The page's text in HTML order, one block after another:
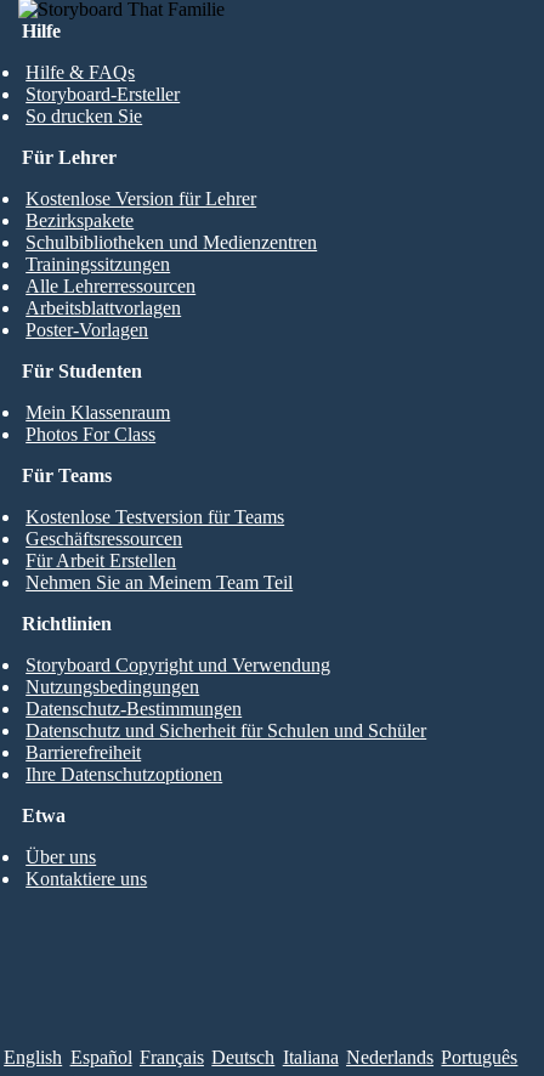
Hilfe
Hilfe & FAQs
Storyboard-Ersteller
So drucken Sie
Für Studenten
Mein Klassenraum
Photos For Class
Für Lehrer
Kostenlose Version für Lehrer
Bezirkspakete
Schulbibliotheken und Medienzentren
Trainingssitzungen
Alle Lehrerressourcen
Arbeitsblattvorlagen
Poster-Vorlagen
Für Teams
Kostenlose Testversion für Teams
Geschäftsressourcen
Für Arbeit Erstellen
Nehmen Sie an Meinem Team Teil
Etwa
Über uns
Kontaktiere uns
Richtlinien
Storyboard Copyright und Verwendung
Nutzungsbedingungen
Datenschutz-Bestimmungen
Datenschutz und Sicherheit für Schulen und Schüler
Barrierefreiheit
Ihre Datenschutzoptionen
English Español Français Deutsch Italiana Nederlands Português